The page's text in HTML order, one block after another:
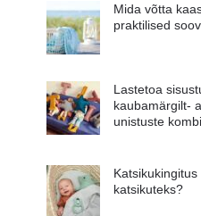
Mida võtta
praktilised
Lastetoa
kaubamärgilt-
unistuste
katsikuteks?